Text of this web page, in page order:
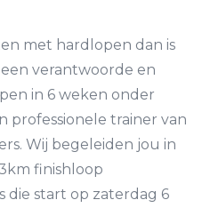
met hardlopen dan is
verantwoorde en
in 6 weken onder
professionele trainer van
Wij begeleiden jou in
finishloop
die start op zaterdag 6